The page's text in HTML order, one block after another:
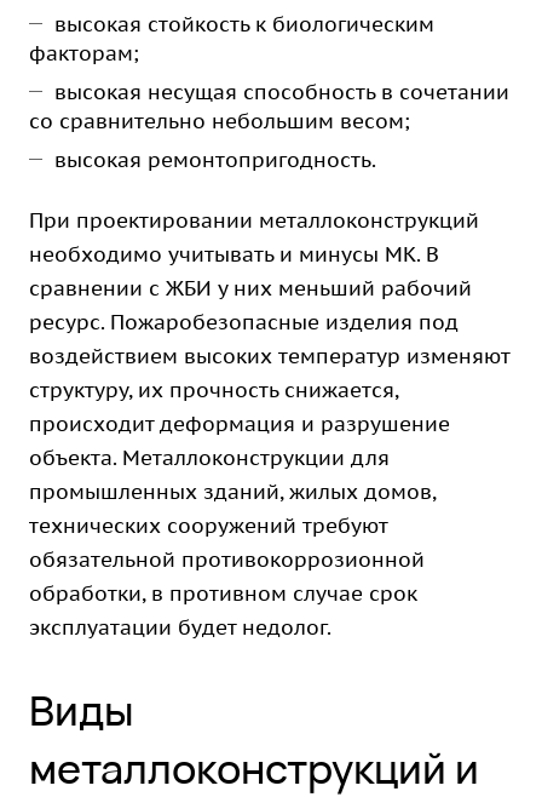
высокая стойкость к биологическим
факторам;
высокая несущая способность в сочетании
со сравнительно небольшим весом;
высокая ремонтопригодность.
При проектировании металлоконструкций
необходимо учитывать и минусы МК. В
сравнении с ЖБИ у них меньший рабочий
ресурс. Пожаробезопасные изделия под
воздействием высоких температур изменяют
структуру, их прочность снижается,
происходит деформация и разрушение
объекта. Металлоконструкции для
промышленных зданий, жилых домов,
технических сооружений требуют
обязательной противокоррозионной
обработки, в противном случае срок
эксплуатации будет недолог.
Виды
металлоконструкций и